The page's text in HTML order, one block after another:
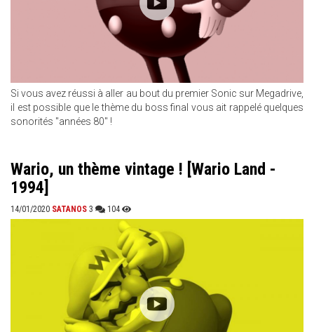
Si vous avez réussi à aller au bout du premier Sonic sur Megadrive,
il est possible que le thème du boss final vous ait rappelé quelques
sonorités "années 80" !
Wario, un thème vintage ! [Wario Land -
1994]
14/01/2020 SATANOS 3 104